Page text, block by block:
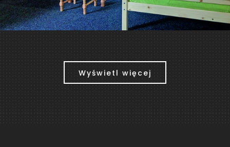
Wyświetl więcej